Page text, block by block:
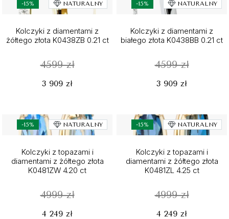
-15% NATURALNY
Kolczyki z diamentami z
żółtego złota K0438ZB 0.21 ct
4599 zł
3 909 zł
-15% NATURALNY
Kolczyki z diamentami z
białego złota K0438BB 0.21 ct
4599 zł
3 909 zł
-15% NATURALNY
Kolczyki z topazami i
diamentami z żółtego złota
K0481ZW 4.20 ct
4999 zł
4 249 zł
-15% NATURALNY
Kolczyki z topazami i
diamentami z żółtego złota
K0481ZL 4.25 ct
4999 zł
4 249 zł